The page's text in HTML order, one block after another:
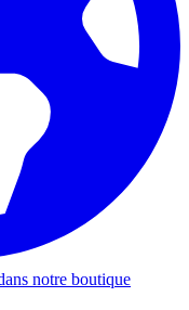
notre boutique